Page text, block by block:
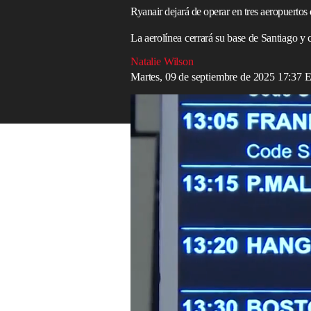
Ryanair dejará de operar en tres
La aerolínea cerrará su base de Santiago
Natalie Wilson
Martes, 09 de septiembre de 2025 17:37
Ryanair cerrará su base de Santiago y
Read in English
recortará su capacidad hacia
asientos, tras lo que califica de subidas
gestor aeroportuario del país.
asientos anuales se desviarán de
El operador aeroportuario Aena
de 2026, el mayor incremento en una